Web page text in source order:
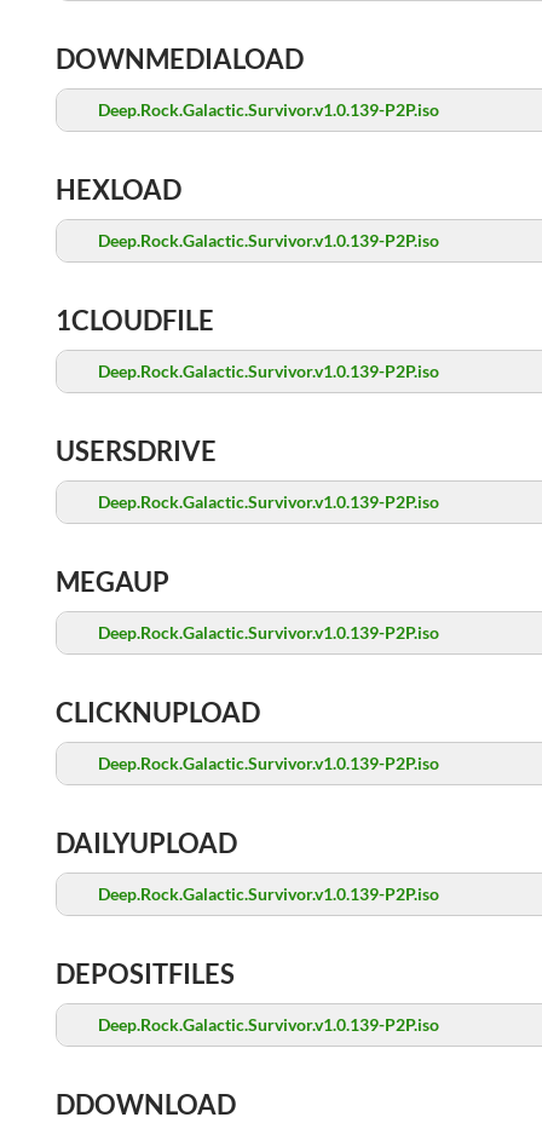
DOWNMEDIALOAD
Deep.Rock.Galactic.Survivor.v1.0.139-P2P.iso
HEXLOAD
Deep.Rock.Galactic.Survivor.v1.0.139-P2P.iso
1CLOUDFILE
Deep.Rock.Galactic.Survivor.v1.0.139-P2P.iso
USERSDRIVE
Deep.Rock.Galactic.Survivor.v1.0.139-P2P.iso
MEGAUP
Deep.Rock.Galactic.Survivor.v1.0.139-P2P.iso
CLICKNUPLOAD
Deep.Rock.Galactic.Survivor.v1.0.139-P2P.iso
DAILYUPLOAD
Deep.Rock.Galactic.Survivor.v1.0.139-P2P.iso
DEPOSITFILES
Deep.Rock.Galactic.Survivor.v1.0.139-P2P.iso
DDOWNLOAD